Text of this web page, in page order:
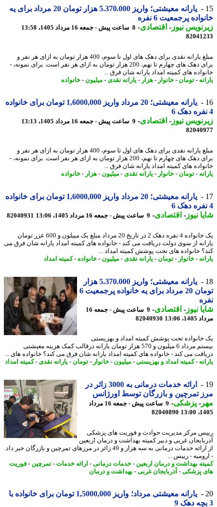
یارانه معیشتی؛ واریز 5.370.000 هزار تومان 20 مرداد برای یه
پرجمعیت 6 نفره
نیوز-اقتصادی-8 ساعت پیش - جمعه 16 مرداد 1405، 13:58
مبلغ یارانه نقدی برای دهک های اول تا سوم، 400 هزار تومان به ازای هر نفر و
برای دهک های چهارم تا نهم، 200 هزار تومان به ازای هر نفر است. برای نمونه، -
های کمیته امداد یارانه شان فرق ...
- تومان-خانوار-هزار - یارانه نقدی-میلیون-خانواده
یارانه معیشتی؛ 20 مرداد واریز 1,6000,000 تومان برای خانواده
نیوز-اقتصادی-9 ساعت پیش - جمعه 16 مرداد 1405، 13:13
مبلغ یارانه نقدی برای دهک های اول تا سوم، 400 هزار تومان به ازای هر نفر و
برای دهک های چهارم تا نهم، 200 هزار تومان به ازای هر نفر است. برای نمونه، -
های کمیته امداد یارانه شان فرق ...
- تومان-خانوار-یارانه نقدی-میلیون-هزار - خانواده
یارانه معیشتی؛ 20 مرداد واریز 1,6000,000 تومان برای خانواده
نیوز-اقتصادی-9 ساعت پیش - جمعه 16 مرداد 1405، 13:06 82040931
یک خانواده 4 نفره دهک 2 در تاریخ 20 مرداد مبلغ یک مییلون و 600 عزر تومان
از سوی دولت دریافت می کند - خانواده های کمیته امداد یارانه شان فرق می
خانواده های تحت پوشش کمیته امداد ...
- خانوار-تومان-یارانه نقدی-میلیون-خانواده- کمیته امداد
یارانه معیشتی؛ واریز 5.370.000 هزار
تومان 20 مرداد برای یه خانواده پرجمعیت 6
نیوز-اقتصادی-
9 ساعت پیش - جمعه 16
13:06
82040930
تحت پوشش کمیته امداد و بهزیستی
بیستم مرداد 6 میلیون و 570 هزار تومان یارانه درقالب کمک هزینه معیشتی
می کند - خانواده های کمیته امداد یارانه شان فرق می کند؟ خانواده های ...
- کمیته امداد و بهزیستی-میلیون-خانوار-تومان-یارانه نقدی-کمیته امداد
ارائه خدمات درمانی به 3000 زائر در
تمرچین و بازرگان توسط اورژانس
-پزشکی-
9 ساعت پیش - جمعه 16 مرداد
82040890
مرکز مدیریت حوادث و فوریت های پزشکی
غربی و دبیر کمیته بهداشت و درمان اربعین
از ارائه خدمات درمانی به سه هزار و 49 زائر در مرزهای تمرچین و بازرگان خبر داد.
- رییس ...
بهداشت و درمان اربعین -خدمات درمانی-ارائه خدمات-تمرچین -فوریت
پزشکی-آذربایجان غربی- بهداشت و درمان
یارانه معیشتی مرداد؛ واریز 1,5000,000 تومان برای خانواده با